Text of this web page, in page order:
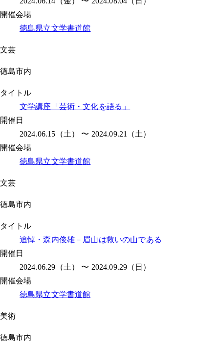
開催会場
徳島県立文学書道館
文芸
徳島市内
タイトル
文学講座「芸術・文化を語る」
開催日
2024.06.15（土） 〜 2024.09.21（土）
開催会場
徳島県立文学書道館
文芸
徳島市内
タイトル
追悼・森内俊雄－眉山は救いの山である
開催日
2024.06.29（土） 〜 2024.09.29（日）
開催会場
徳島県立文学書道館
美術
徳島市内